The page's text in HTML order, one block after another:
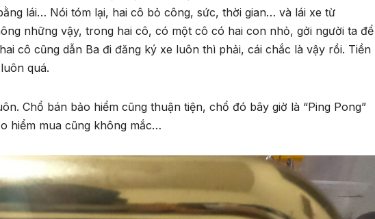
lái… Nói tóm lại, hai cô bỏ công, sức, thời gian… và lái xe từ
những vậy, trong hai cô, có một cô có hai con nhỏ, gởi người ta để
cô cũng dẫn Ba đi đăng ký xe luôn thì phải, cái chắc là vậy rồi. Tiền
quá.
Chổ bán bảo hiểm cũng thuận tiện, chổ đó bây giờ là “Ping Pong”
hiểm mua cũng không mắc…